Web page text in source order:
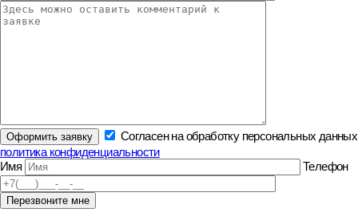
Согласен на обработку персональных данных
политика конфиденциальности
Имя
Телефон